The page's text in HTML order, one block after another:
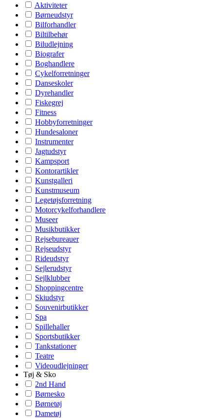
Aktiviteter
Børneudstyr
Bilforhandler
Biltilbehør
Biludlejning
Biografer
Boghandlere
Cykelforretninger
Danseskoler
Dyrehandler
Fiskegrej
Fitness
Hobbyforretninger
Hundesaloner
Instrumenter
Jagtudstyr
Kampsport
Kontorartikler
Kunstgalleri
Kunstmuseum
Legetøjsforretning
Motorcykelforhandlere
Museer
Musikbutikker
Rejsebureauer
Rejseudstyr
Rideudstyr
Sejlerudstyr
Sejlklubber
Shoppingcentre
Skiudstyr
Souvenirbutikker
Spa
Spillehaller
Sportsbutikker
Tankstationer
Teatre
Videoudlejninger
Tøj & Sko
2nd Hand
Børnesko
Børnetøj
Dametøj